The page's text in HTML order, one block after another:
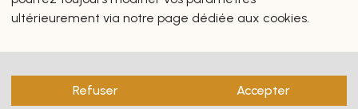
vous intéresseront
ultérieurement via notre page dédiée aux cookies.
Refuser Accepter